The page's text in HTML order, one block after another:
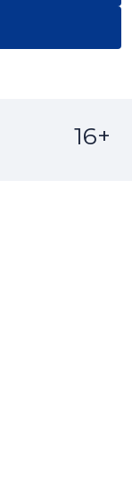
16+